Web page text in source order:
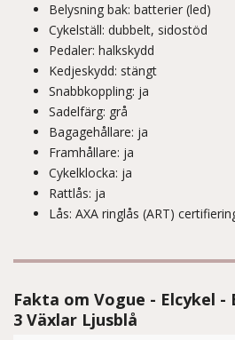
Belysning bak: batterier (led)
Cykelställ: dubbelt, sidostöd
Pedaler: halkskydd
Kedjeskydd: stängt
Snabbkoppling: ja
Sadelfärg: grå
Bagagehållare: ja
Framhållare: ja
Cykelklocka: ja
Rattlås: ja
Lås: AXA ringlås (ART)
Fakta om Vogue - Elcykel -
3 Växlar Ljusblå